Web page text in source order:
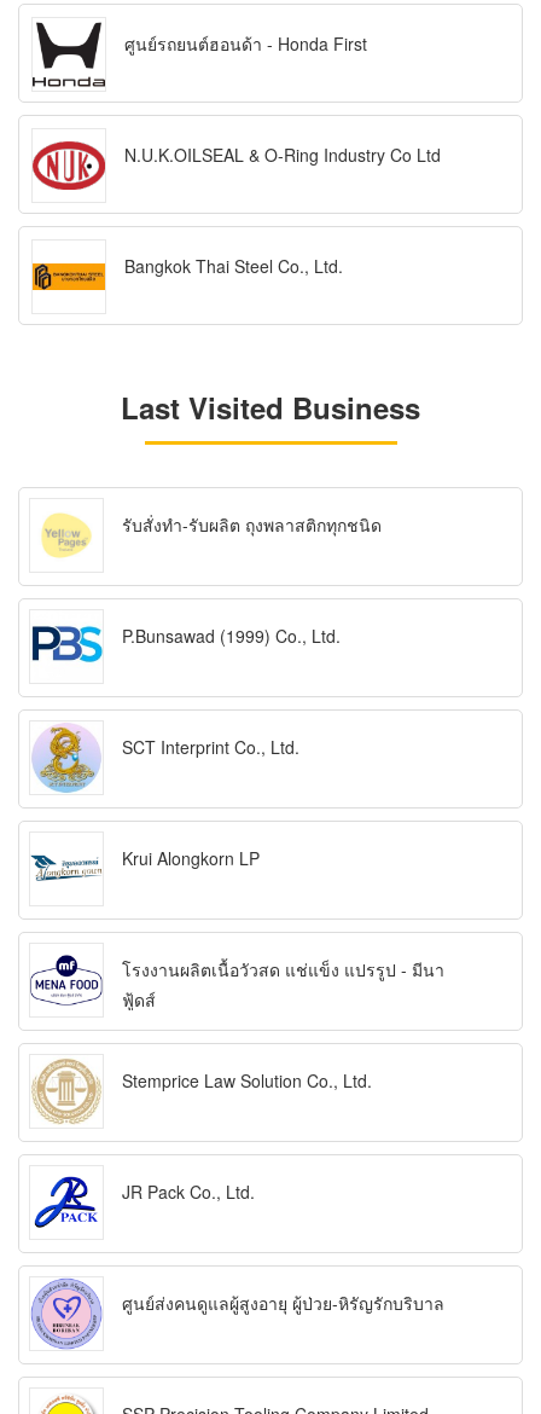
ศูนย์รถยนต์ฮอนด้า - Honda First
N.U.K.OILSEAL & O-Ring Industry Co Ltd
Bangkok Thai Steel Co., Ltd.
Last Visited Business
รับสั่งทำ-รับผลิต ถุงพลาสติกทุกชนิด
P.Bunsawad (1999) Co., Ltd.
SCT Interprint Co., Ltd.
Krui Alongkorn LP
โรงงานผลิตเนื้อวัวสด แช่แข็ง แปรรูป - มีนา
ฟู้ดส์
Stemprice Law Solution Co., Ltd.
JR Pack Co., Ltd.
ศูนย์ส่งคนดูแลผู้สูงอายุ ผู้ป่วย-หิรัญรักบริบาล